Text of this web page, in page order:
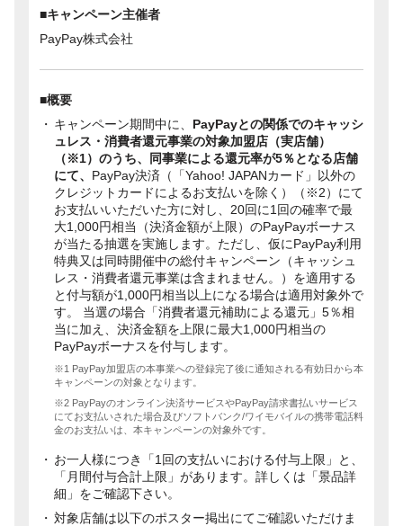
■キャンペーン主催者
PayPay株式会社
■概要
キャンペーン期間中に、 PayPayとの関係でのキャッシ
ュレス・消費者還元事業の対象加盟店（実店舗）
（※1）のうち、同事業による還元率が5％となる店舗
にて、 PayPay決済（「Yahoo! JAPANカード」以外の
クレジットカードによるお支払いを除く）（※2）にて
お支払いいただいた方に対し、20回に1回の確率で最
大1,000円相当（決済金額が上限）のPayPayボーナス
が当たる抽選を実施します。ただし、仮にPayPay利用
特典又は同時開催中の総付キャンペーン（キャッシュ
レス・消費者還元事業は含まれません。）を適用する
と付与額が1,000円相当以上になる場合は適用対象外で
す。 当選の場合「消費者還元補助による還元」5％相
当に加え、決済金額を上限に最大1,000円相当の
PayPayボーナスを付与します。
※1 PayPay加盟店の本事業への登録完了後に通知される有効日から本
キャンペーンの対象となります。
※2 PayPayのオンライン決済サービスやPayPay請求書払いサービス
にてお支払いされた場合及びソフトバンク/ワイモバイルの携帯電話料
金のお支払いは、本キャンペーンの対象外です。
お一人様につき「1回の支払いにおける付与上限」と、
「月間付与合計上限」があります。詳しくは「景品詳
細」をご確認下さい。
対象店舗は以下のポスター掲出にてご確認いただけま